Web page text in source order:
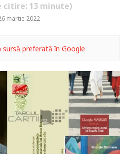
citire: 13 minute)
martie 2022
sursă preferată în Google